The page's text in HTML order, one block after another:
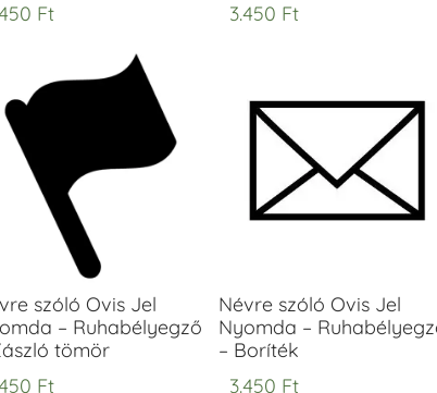
Ft
3.450 Ft
szóló Ovis Jel
– Ruhabélyegző
tömör
Ft
Névre szóló Ovis Jel
Nyomda –
– Boríték
3.450 Ft